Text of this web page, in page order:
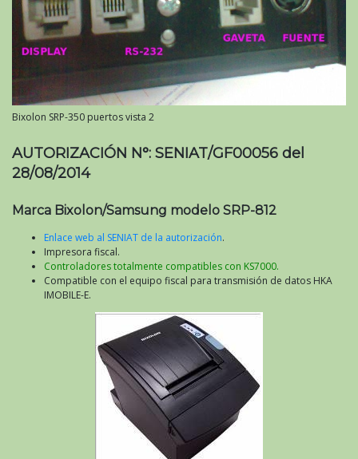
Bixolon SRP-350 puertos vista 2
AUTORIZACIÓN N°: SENIAT/GF00056 del
28/08/2014
Marca Bixolon/Samsung modelo SRP-812
Enlace web al SENIAT de la autorización.
Impresora fiscal.
Controladores totalmente compatibles con KS7000.
Compatible con el equipo fiscal para transmisión de datos HKA
IMOBILE-E.